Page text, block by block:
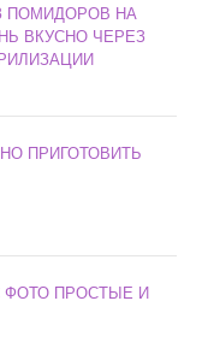
ПОМИДОРОВ НА
ВКУСНО ЧЕРЕЗ
ПРИГОТОВИТЬ
ФОТО ПРОСТЫЕ И